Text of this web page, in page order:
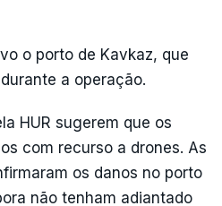
o porto de Kavkaz, que
a operação.
HUR sugerem que os
com recurso a drones. As
os danos no porto
não tenham adiantado